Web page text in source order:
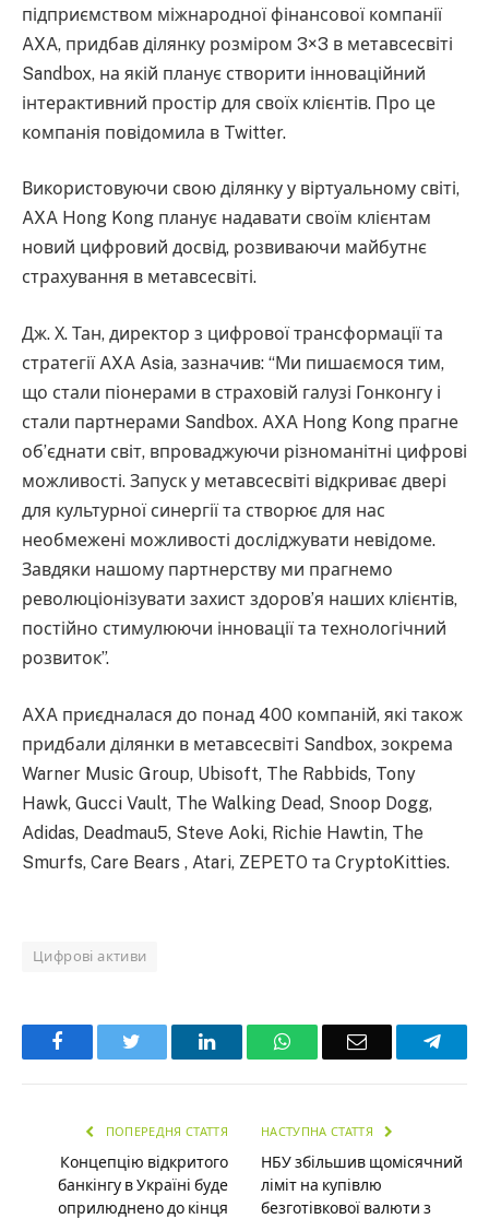
підприємством міжнародної фінансової компанії
AXA, придбав ділянку розміром 3×3 в метавсесвіті
Sandbox, на якій планує створити інноваційний
інтерактивний простір для своїх клієнтів. Про це
компанія повідомила в Twitter.
Використовуючи свою ділянку у віртуальному світі,
AXA Hong Kong планує надавати своїм клієнтам
новий цифровий досвід, розвиваючи майбутнє
страхування в метавсесвіті.
Дж. Х. Тан, директор з цифрової трансформації та
стратегії AXA Asia, зазначив: “Ми пишаємося тим,
що стали піонерами в страховій галузі Гонконгу і
стали партнерами Sandbox. AXA Hong Kong прагне
об’єднати світ, впроваджуючи різноманітні цифрові
можливості. Запуск у метавсесвіті відкриває двері
для культурної синергії та створює для нас
необмежені можливості досліджувати невідоме.
Завдяки нашому партнерству ми прагнемо
революціонізувати захист здоров’я наших клієнтів,
постійно стимулюючи інновації та технологічний
розвиток”.
AXA приєдналася до понад 400 компаній, які також
придбали ділянки в метавсесвіті Sandbox, зокрема
Warner Music Group, Ubisoft, The Rabbids, Tony
Hawk, Gucci Vault, The Walking Dead, Snoop Dogg,
Adidas, Deadmau5, Steve Aoki, Richie Hawtin, The
Smurfs, Care Bears , Atari, ZEPETO та CryptoKitties.
Цифрові активи
Facebook LinkedInWhatsAppEmail
ПОПЕРЕДНЯ СТАТТЯ
Концепцію відкритого
банкінгу в Україні буде
оприлюднено до кінця
НАСТУПНА СТАТТЯ
НБУ збільшив щомісячний
ліміт на купівлю
безготівкової валюти з